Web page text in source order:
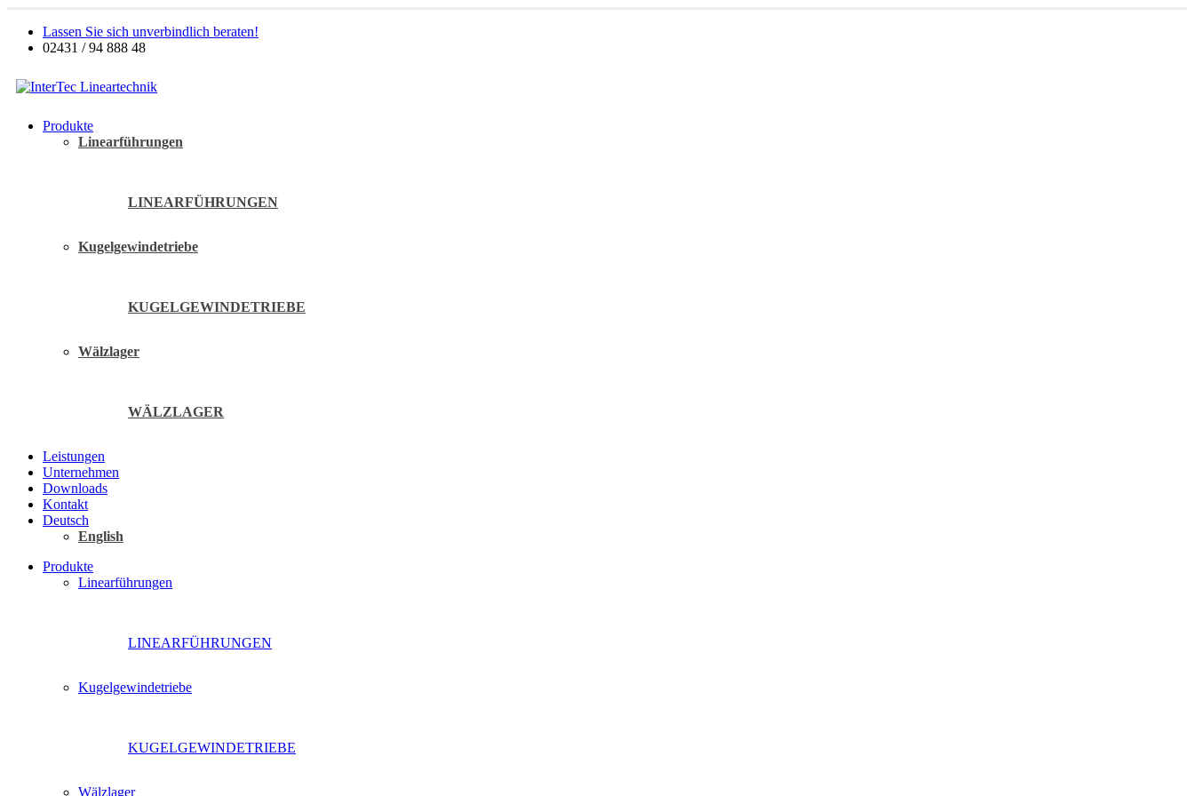
Lassen Sie sich unverbindlich beraten!
02431 / 94 888 48
Produkte
Linearführungen
LINEARFÜHRUNGEN
Kugelgewindetriebe
KUGELGEWINDETRIEBE
Wälzlager
WÄLZLAGER
Leistungen
Unternehmen
Downloads
Kontakt
Deutsch
English
Produkte
Linearführungen
LINEARFÜHRUNGEN
Kugelgewindetriebe
KUGELGEWINDETRIEBE
Wälzlager